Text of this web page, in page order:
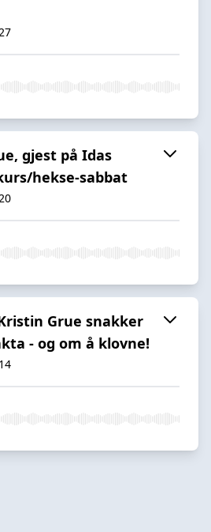
gjest på Idas
hekse-sabbat
Grue snakker
- og om å klovne!